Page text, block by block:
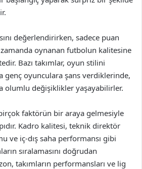
değerlendirirken, sadece puan
oynanan futbolun kalitesine
Bazı takımlar, oyun stilini
genç oyunculara şans verdiklerinde,
olumlu değişiklikler yaşayabilirler.
faktörün bir araya gelmesiyle
Kadro kalitesi, teknik direktör
ve iç-dış saha performansı gibi
sıralamasını doğrudan
takımların performansları ve lig